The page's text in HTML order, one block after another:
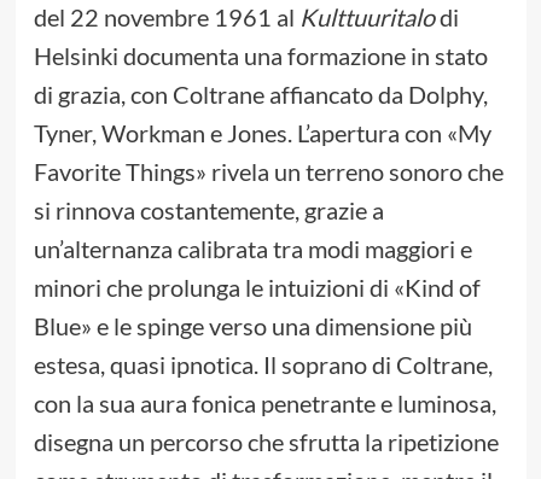
del 22 novembre 1961 al Kulttuuritalodi
Helsinki documenta una formazione in stato
di grazia, con Coltrane affiancato da Dolphy,
Tyner, Workman e Jones. L’apertura con «My
Favorite Things» rivela un terreno sonoro che
si rinnova costantemente, grazie a
un’alternanza calibrata tra modi maggiori e
minori che prolunga le intuizioni di «Kind of
Blue» e le spinge verso una dimensione più
estesa, quasi ipnotica. Il soprano di Coltrane,
con la sua aura fonica penetrante e luminosa,
disegna un percorso che sfrutta la ripetizione